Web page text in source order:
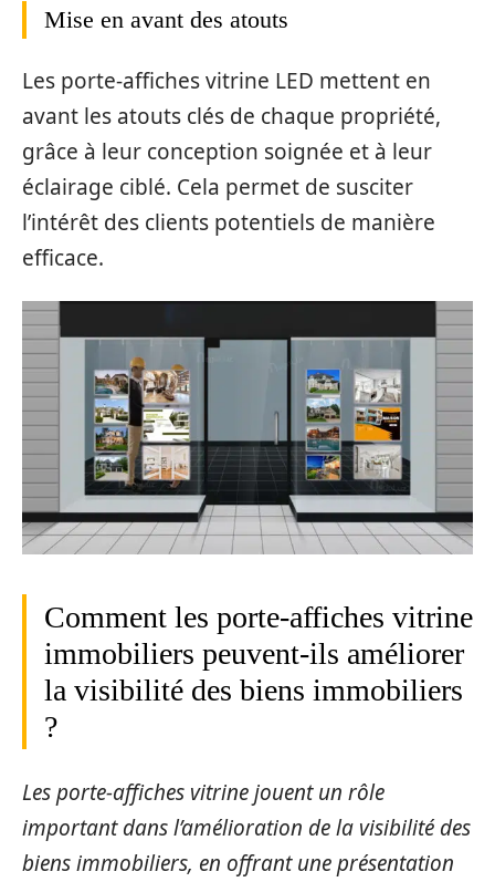
Mise en avant des atouts
Les porte-affiches vitrine LED mettent en
avant les atouts clés de chaque propriété,
grâce à leur conception soignée et à leur
éclairage ciblé. Cela permet de susciter
l’intérêt des clients potentiels de manière
efficace.
Comment les porte-affiches vitrine
immobiliers peuvent-ils améliorer
la visibilité des biens immobiliers
?
Les porte-affiches vitrine jouent un rôle
important dans l’amélioration de la visibilité des
biens immobiliers, en offrant une présentation